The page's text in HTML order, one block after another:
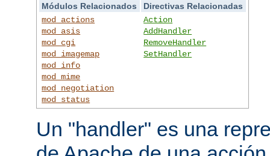
Módulos Relacionados
Directivas Relacionadas
mod_actions
mod_asis
mod_cgi
mod_imagemap
mod_info
mod_mime
mod_negotiation
mod_status
Action
AddHandler
RemoveHandler
SetHandler
Un "handler" es una